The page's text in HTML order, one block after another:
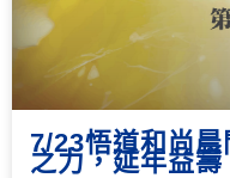
7/23悟道和尚
之力，延年益壽